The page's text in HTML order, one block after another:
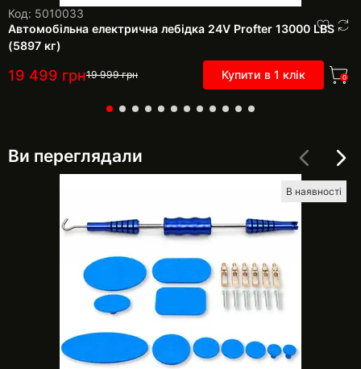
Код: 5010033
Автомобільна електрична лебідка 24V Profter 13000 LBS
(5897 кг)
19 499 грн19 999грн Купити в 1 клік 0
Ви переглядали
В наявності